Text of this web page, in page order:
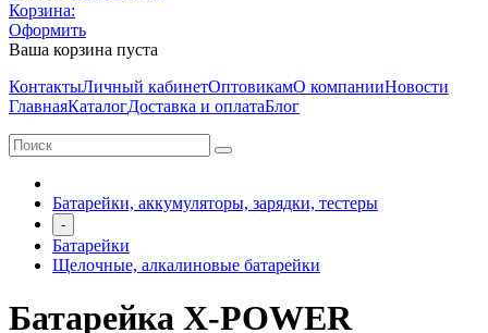
Корзина:
Оформить
Ваша корзина пуста
КонтактыЛичный кабинетОптовикамО компанииНовости
ГлавнаяКаталогДоставка и оплатаБлог
Батарейки, аккумуляторы, зарядки, тестеры
-
Батарейки
Щелочные, алкалиновые батарейки
Батарейка X-POWER